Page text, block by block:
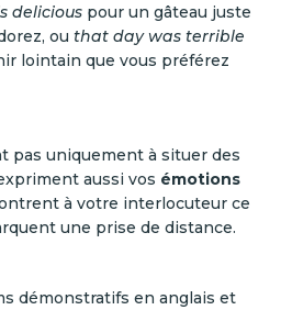
delicious pour un gâteau juste
ou that day was terrible
lointain que vous préférez
pas uniquement à situer des
aussi vos émotions
à votre interlocuteur ce
une prise de distance.
démonstratifs en anglais et